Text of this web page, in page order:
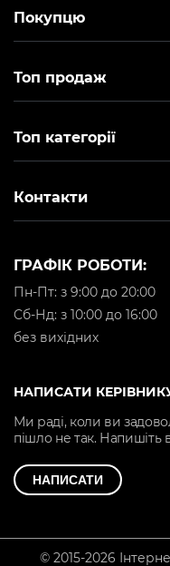
Покупцю
Топ продаж
Топ категорії
Контакти
ГРАФІК РОБОТИ:
Пн-Пт: з 9:00 до 20:00
Cб-Нд: з 10:00 до 16:00
без вихідних
НАПИСАТИ
Ми раді, коли ви
пішло не так. Напишіть
НАПИСАТИ
© 2015-2026